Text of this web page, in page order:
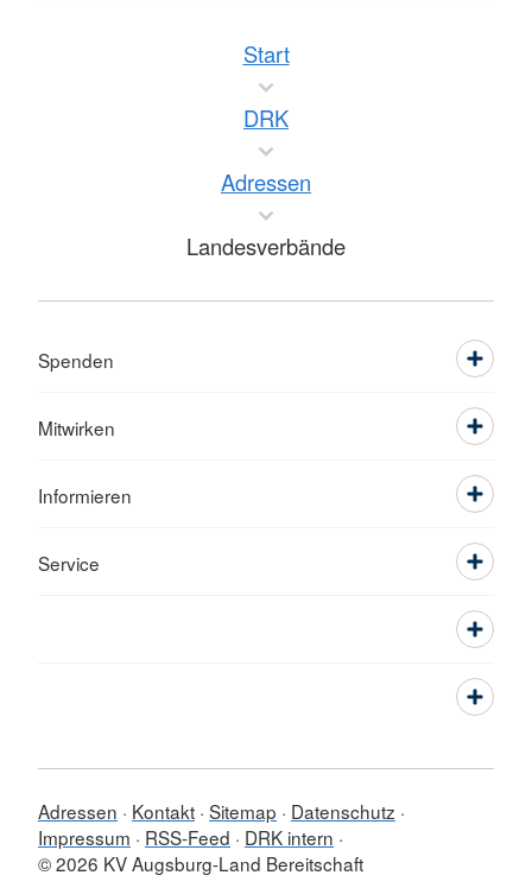
Start
DRK
Adressen
Landesverbände
Spenden
Mitwirken
Informieren
Service
Adressen Kontakt Sitemap
Datenschutz
Impressum
RSS-Feed
DRK intern
© 2026 KV Augsburg-Land Bereitschaft